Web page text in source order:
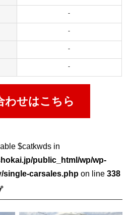
-
-
-
-
わせはこちら
$catkwds in
public_html/wp/wp-
single-carsales.php on line 338